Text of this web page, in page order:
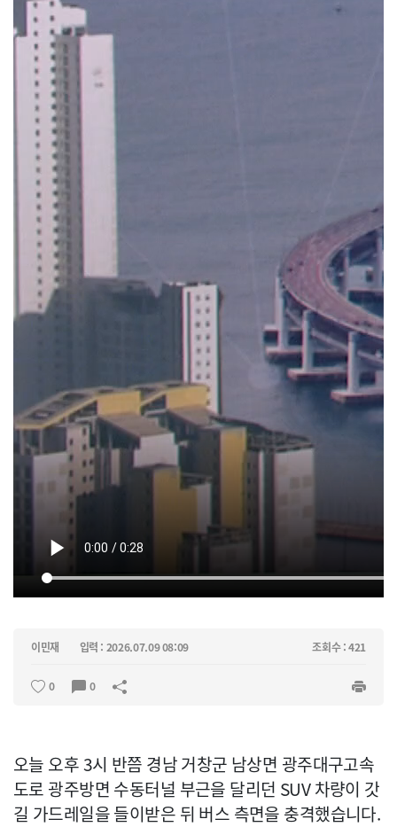
이민재 입력 : 2026.07.09 08:09 조회수 : 421
0 0
오늘 오후 3시 반쯤 경남 거창군 남상면 광주대구고속
도로 광주방면 수동터널 부근을 달리던 SUV 차량이 갓
길 가드레일을 들이받은 뒤 버스 측면을 충격했습니다.